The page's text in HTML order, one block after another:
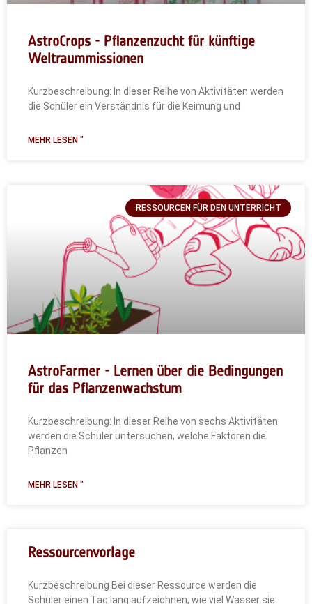
AstroCrops - Pflanzenzucht für künftige
Weltraummissionen
Kurzbeschreibung: In dieser Reihe von Aktivitäten werden
die Schüler ein Verständnis für die Keimung und
MEHR LESEN "
RESSOURCEN FÜR DEN UNTERRICHT
AstroFarmer - Lernen über die Bedingungen
für das Pflanzenwachstum
Kurzbeschreibung: In dieser Reihe von sechs Aktivitäten
werden die Schüler untersuchen, welche Faktoren die
Pflanzen
MEHR LESEN "
Ressourcenvorlage
Kurzbeschreibung Bei dieser Ressource werden die
Schüler einen Tag lang aufzeichnen, wie viel Wasser sie